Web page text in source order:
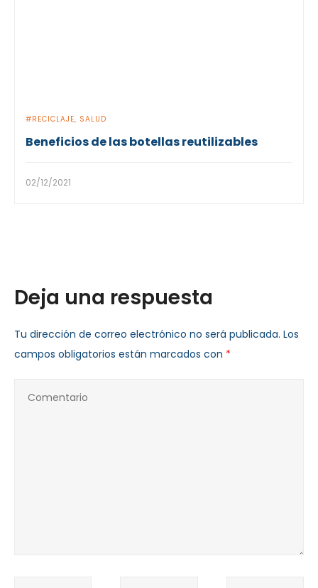
RECICLAJE SALUD
Beneficios de las botellas reutilizables
02/12/2021
Deja una respuesta
Tu dirección de correo electrónico no será publicada. Los
campos obligatorios están marcados con *